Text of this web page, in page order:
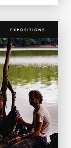
EXPOSITIONS